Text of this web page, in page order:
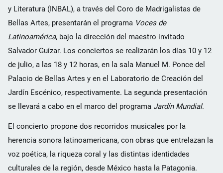
y Literatura (INBAL), a través del Coro de Madrigalistas de
Bellas Artes, presentarán el programa Voces de
Latinoamérica, bajo la dirección del maestro invitado
Salvador Guízar. Los conciertos se realizarán los días 10 y 12
de julio, a las 18 y 12 horas, en la sala Manuel M. Ponce del
Palacio de Bellas Artes y en el Laboratorio de Creación del
Jardín Escénico, respectivamente. La segunda presentación
se llevará a cabo en el marco del programa Jardín Mundial.
El concierto propone dos recorridos musicales por la
herencia sonora latinoamericana, con obras que entrelazan la
voz poética, la riqueza coral y las distintas identidades
culturales de la región, desde México hasta la Patagonia.